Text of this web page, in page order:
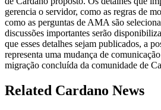
gerencia o servidor, como as regras de
como as perguntas de AMA são
discussões importantes serão
que esses detalhes sejam publicados, a
representa uma mudança de
migração concluída da comunidade de
Related Cardano News